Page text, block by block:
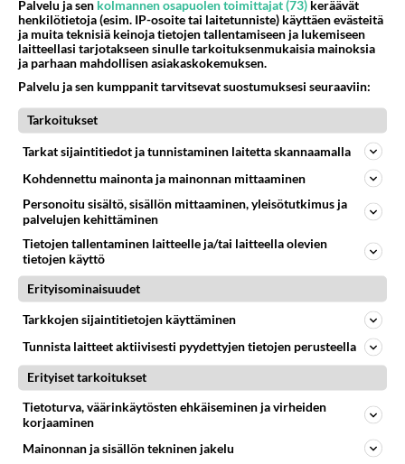
Valitse oma tähtimerkkisi ja lue päivän horoskooppi!
KASARI
Muistatko? Dempsey ja
Makepeace - Sähköä ilmassa,
kun letkeä jenkki tapasi
yläluokkaisen britin
Palvelu ja sen kolmannen osapuolen toimittajat (73) keräävät
henkilötietoja (esim. IP-osoite tai laitetunniste) käyttäen evästeitä
ja muita teknisiä keinoja tietojen tallentamiseen ja lukemiseen
laitteellasi tarjotakseen sinulle tarkoituksenmukaisia mainoksia
ja parhaan mahdollisen asiakaskokemuksen.
Palvelu ja sen kumppanit tarvitsevat suostumuksesi seuraaviin:
Tarkoitukset
Tarkat sijaintitiedot ja tunnistaminen laitetta skannaamalla
Kohdennettu mainonta ja mainonnan mittaaminen
Personoitu sisältö, sisällön mittaaminen, yleisötutkimus ja
palvelujen kehittäminen
Tietojen tallentaminen laitteelle ja/tai laitteella olevien
tietojen käyttö
Erityisominaisuudet
Tarkkojen sijaintitietojen käyttäminen
Tunnista laitteet aktiivisesti pyydettyjen tietojen perusteella
Erityiset tarkoitukset
Tietoturva, väärinkäytösten ehkäiseminen ja virheiden
korjaaminen
Mainonnan ja sisällön tekninen jakelu